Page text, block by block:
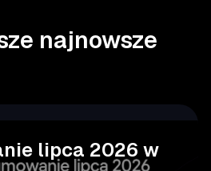
najnowsze
lipca 2026 w